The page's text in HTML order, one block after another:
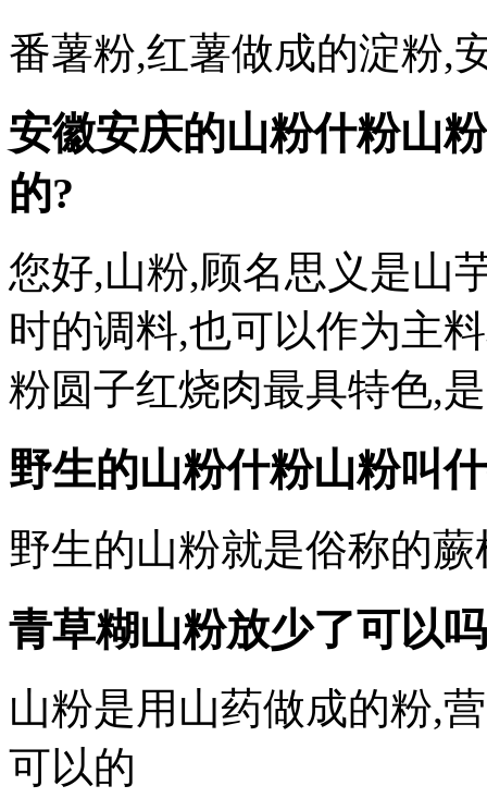
番薯粉,红薯做成的淀粉,
安徽安庆的山粉什粉山
的?
您好,山粉,顾名思义是山
时的调料,也可以作为主
粉圆子红烧肉最具特色,
野生的山粉什粉山粉叫
野生的山粉就是俗称的
青草糊山粉放少了可以
山粉是用山药做成的粉,
可以的